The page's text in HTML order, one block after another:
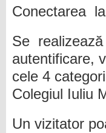
Conectarea
Se
autentificare,
cele 4
Colegiul Iuliu
Un vizitator